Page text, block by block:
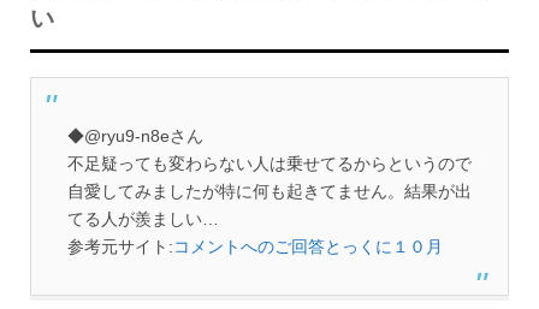
い
◆@ryu9-n8eさん
不足疑っても変わらない人は乗せてるからというので
自愛してみましたが特に何も起きてません。結果が出
てる人が羨ましい…
参考元サイト:コメントへのご回答とっくに１０月